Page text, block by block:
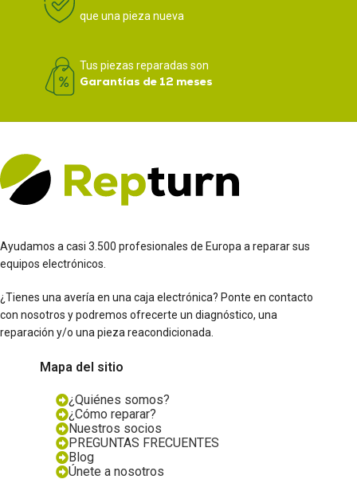
que una pieza nueva
Tus piezas reparadas son
Garantías de 12 meses
Ayudamos a casi 3.500 profesionales de Europa a reparar sus
equipos electrónicos.
¿Tienes una avería en una caja electrónica? Ponte en contacto
con nosotros y podremos ofrecerte un diagnóstico, una
reparación y/o una pieza reacondicionada.
Mapa del sitio
¿Quiénes somos?
¿Cómo reparar?
Nuestros socios
PREGUNTAS FRECUENTES
Blog
Únete a nosotros